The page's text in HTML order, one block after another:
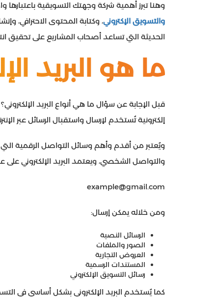
وهنا تبرز أهمية شركة وجهتك التسويقية
والتسويق الإكتروني، وكتابة المحتوى الاحترافي،
الحديثة التي تساعد أصحاب المشاريع على تحقيق
ما هو البريد
إلكترونية تُستخدم لإرسال واستقبال الرسائل عبر
ويُعتبر من أقدم وأهم وسائل التواصل الرقمية
والتواصل الشخصي، ويعتمد البريد الإلكتروني
example@gmail.com
ومن خلاله يمكن إرسال:
الرسائل النصية
الصور والملفات
العروض التجارية
المستندات الرسمية
رسائل التسويق الإلكتروني
كما يُستخدم البريد الإلكتروني بشكل أساسي في